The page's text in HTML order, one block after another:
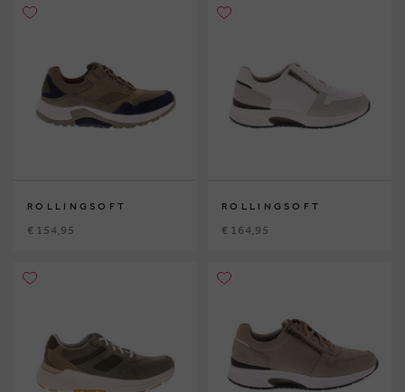
ROLLINGSOFT
€ 154,95
ROLLINGSOFT
€ 164,95